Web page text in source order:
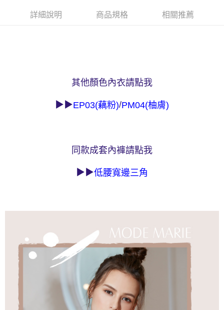
４．使用「AFTEE先享後付」時，將依據個別帳號之用戶狀況，依本公司即
每筆NT$90，滿NT$1,000(含以上)免運費
詳細說明 商品規格 相關推薦
其他顏色內衣請點我
▶▶EP03(藕粉)/PM04(柚膚)
同款成套內褲請點我
▶▶低腰寬邊三角